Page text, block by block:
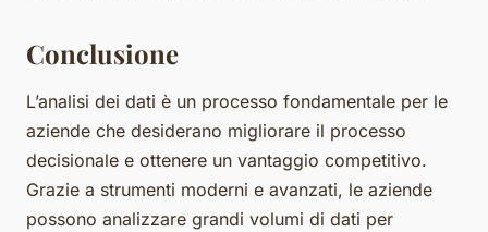
Conclusione
L’analisi dei dati è un processo fondamentale per le
aziende che desiderano migliorare il processo
decisionale e ottenere un vantaggio competitivo.
Grazie a strumenti moderni e avanzati, le aziende
possono analizzare grandi volumi di dati per